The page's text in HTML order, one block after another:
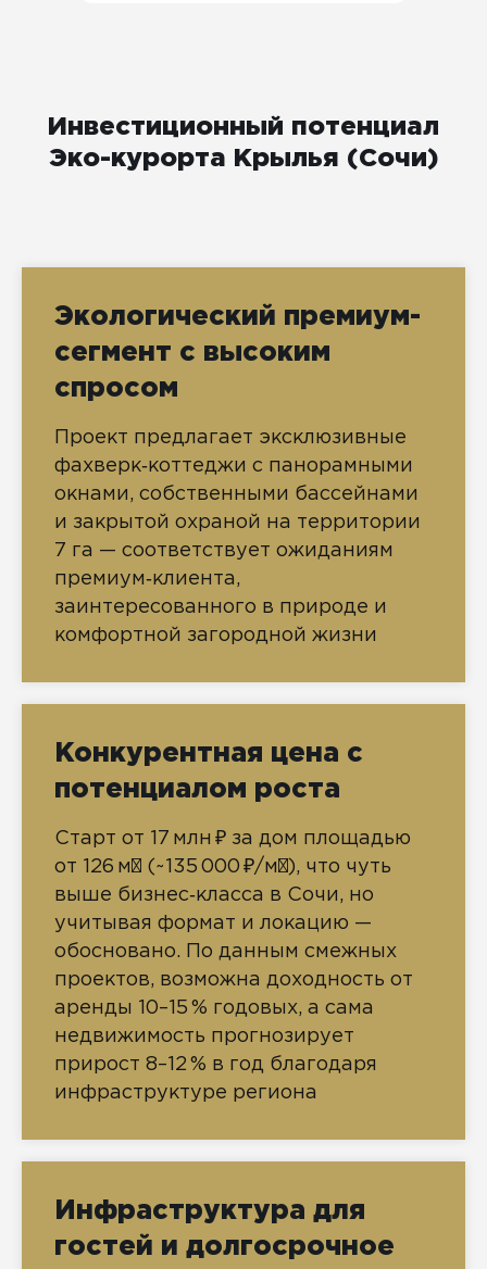
Инвестиционный потенциал
Эко-курорта Крылья (Сочи)
Экологический премиум-
сегмент с высоким
спросом
Проект предлагает эксклюзивные
фахверк‑коттеджи с панорамными
окнами, собственными бассейнами
и закрытой охраной на территории
7 га — соответствует ожиданиям
премиум‑клиента,
заинтересованного в природе и
комфортной загородной жизни
Конкурентная цена с
потенциалом роста
Старт от 17 млн ₽ за дом площадью
от 126 м² (~135 000 ₽/м²), что чуть
выше бизнес‑класса в Сочи, но
учитывая формат и локацию —
обосновано. По данным смежных
проектов, возможна доходность от
аренды 10–15 % годовых, а сама
недвижимость прогнозирует
прирост 8–12 % в год благодаря
инфраструктуре региона
Инфраструктура для
гостей и долгосрочное